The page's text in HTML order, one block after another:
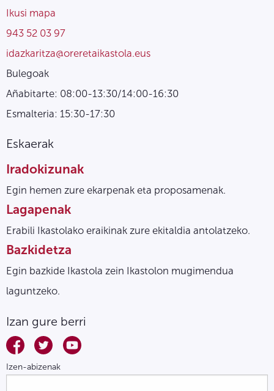
Ikusi mapa
943 52 03 97
idazkaritza@oreretaikastola.eus
Bulegoak
Añabitarte: 08:00-13:30/14:00-16:30
Esmalteria: 15:30-17:30
Eskaerak
Iradokizunak
Egin hemen zure ekarpenak eta proposamenak.
Lagapenak
Erabili Ikastolako eraikinak zure ekitaldia antolatzeko.
Bazkidetza
Egin bazkide Ikastola zein Ikastolon mugimendua
laguntzeko.
Izan gure berri
Izen-abizenak